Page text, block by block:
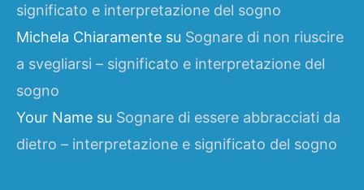
significato e interpretazione del sogno
Michela Chiaramente su Sognare di non riuscire
a svegliarsi – significato e interpretazione del
sogno
Your Name su Sognare di essere abbracciati da
dietro – interpretazione e significato del sogno